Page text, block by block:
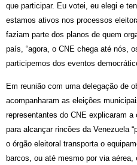
que participar. Eu votei, eu elegi e
estamos ativos nos processos
faziam parte dos planos de quem
país, “agora, o CNE chega até nós,
participemos dos eventos
Em reunião com uma delegação de
acompanharam as eleições
representantes do CNE explicaram
para alcançar rincões da Venezuela
o órgão eleitoral transporta o
barcos, ou até mesmo por via